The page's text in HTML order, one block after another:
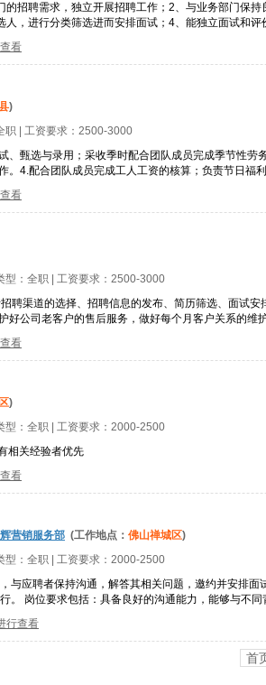
招聘需求，独立开展招聘工作；2、与业务部门保
，进行分类筛选进而安排面试；4、能独立面试和评
看
)
职 | 工资要求： 2500-3000
、甄选与录用；采收季时配合团队成员完成季节性
。4.配合团队成员完成工人工资的核算；负责节日福
看
型： 全职 | 工资要求： 2500-3000
聘渠道的选择、招聘信息的发布、简历筛选、面试
好公司老客户的售后服务，做好每个月客户关系的维
看
)
型： 全职 | 工资要求： 2000-2500
相关经验者优先
看
营销服务部 (工作地点： 佛山禅城区)
型： 全职 | 工资要求： 2000-2500
与应聘者保持沟通，解答其相关问题，邀约并安排
。 岗位要求包括：具备良好的沟通能力，能够与不同
行查看
首